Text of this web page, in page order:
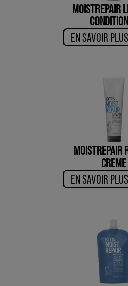
MOISTREPAIR
EN SAVOIR PLUS
MOISTREPAIR
CREME
EN SAVOIR PLUS